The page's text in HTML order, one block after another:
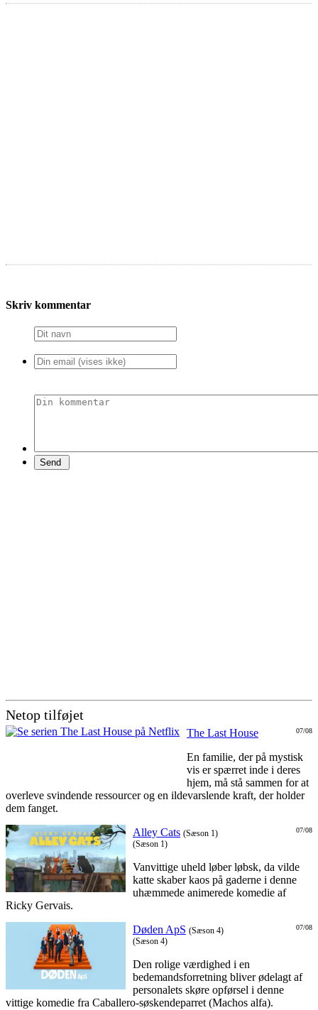
Skriv kommentar
Netop tilføjet
07/08
The Last House
En familie, der på mystisk
vis er spærret inde i deres
hjem, må stå sammen for at
overleve svindende ressourcer og en ildevarslende kraft, der holder
dem fanget.
07/08
Alley Cats (Sæson 1)
(Sæson 1)
Vanvittige uheld løber løbsk, da vilde
katte skaber kaos på gaderne i denne
uhæmmede animerede komedie af
Ricky Gervais.
07/08
Døden ApS (Sæson 4)
(Sæson 4)
Den rolige værdighed i en
bedemandsforretning bliver ødelagt af
personalets skøre opførsel i denne
vittige komedie fra Caballero-søskendeparret (Machos alfa).